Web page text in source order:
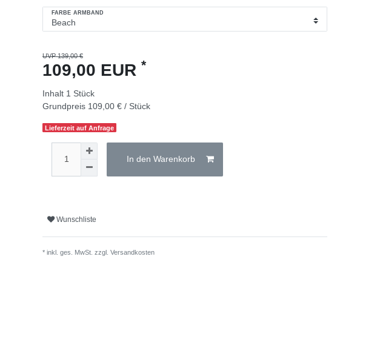
FARBE ARMBAND
UVP 139,00 €
109,00 EUR *
Inhalt 1 Stück
Grundpreis 109,00 € / Stück
Lieferzeit auf Anfrage
In den Warenkorb
Wunschliste
* inkl. ges. MwSt. zzgl. Versandkosten